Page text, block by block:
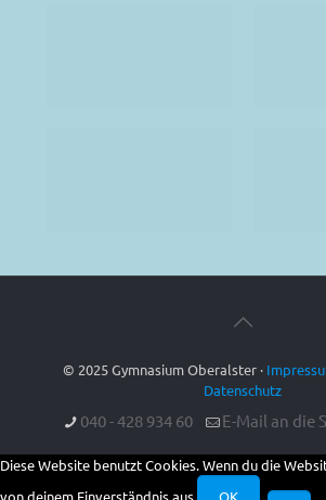
© 2025 Gymnasium Oberalster ·
Datenschutz
040 - 428 934 60 E-Mail an die
Diese Website benutzt Cookies. Wenn du die
von deinem Einverständnis aus.
OK